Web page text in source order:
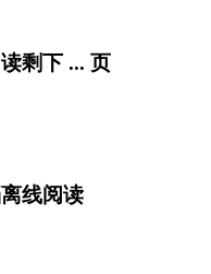
剩下 ... 页
线阅读